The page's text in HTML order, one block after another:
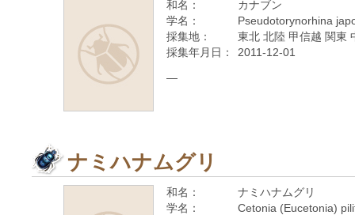
和名：
カナブン
学名：
Pseudotorynorhina
採集地：
東北 北陸 甲信越 関東
採集年月日：
2011-12-01
—
ナミハナムグリ
和名：
ナミハナムグリ
学名：
Cetonia (Eucetonia)